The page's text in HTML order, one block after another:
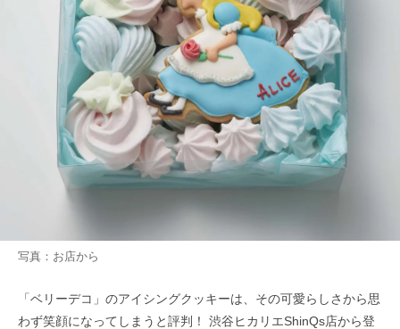
写真：お店から
「ベリーデコ」のアイシングクッキーは、その可愛らしさから思
わず笑顔になってしまうと評判！ 渋谷ヒカリエShinQs店から登